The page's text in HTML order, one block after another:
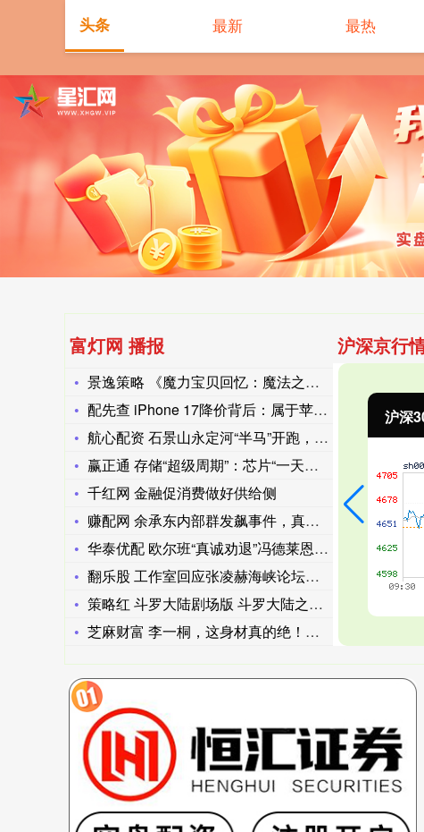
富灯网 播报
景逸策略 《魔力宝贝回忆：魔法之巅》：经典回合，策略新篇_宠
配先查 iPhone 17降价背后：属于苹果的黄金时代正在远
航心配资 石景山永定河“半马”开跑，万人打卡“一半山水一半城
赢正通 存储“超级周期”：芯片“一天三个价”，PC全面提价在
千红网 金融促消费做好供给侧
赚配网 余承东内部群发飙事件，真正让人破防的，是门店员工将事
华泰优配 欧尔班“真诚劝退”冯德莱恩：是时候离开了
翻乐股 工作室回应张凌赫海峡论坛演讲！曾因《逐玉》热播被喊话
策略红 斗罗大陆剧场版 斗罗大陆之剑道尘心 剧场版剑道尘心_
芝麻财富 李一桐，这身材真的绝！谁能顶得住嘛，真是太惊艳了！
沪深京行
沪深300 4694.44 43.13 0.93% 北证
头条 最新 最热